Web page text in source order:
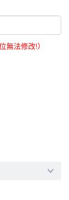
無法修改!）